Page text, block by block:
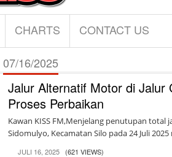
CHARTS CONTACT US
07/16/2025
Jalur Alternatif Motor di Jalur
Proses Perbaikan
Kawan KISS FM,Menjelang penutupan total
Sidomulyo, Kecamatan Silo pada 24 Juli
JULI 16, 2025 (621 VIEWS)